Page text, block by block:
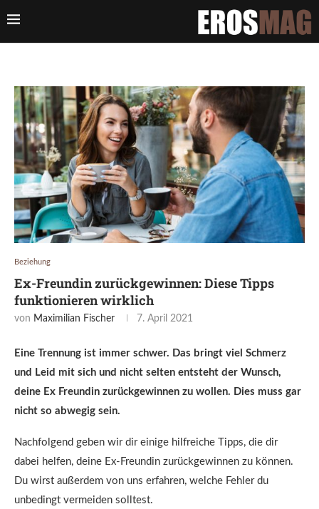
Beziehung
Ex-Freundin zurückgewinnen: Diese Tipps
funktionieren wirklich
von Maximilian Fischer 7. April 2021
Eine Trennung ist immer schwer. Das bringt viel Schmerz
und Leid mit sich und nicht selten entsteht der Wunsch,
deine Ex Freundin zurückgewinnen zu wollen. Dies muss gar
nicht so abwegig sein.
Nachfolgend geben wir dir einige hilfreiche Tipps, die dir
dabei helfen, deine Ex-Freundin zurückgewinnen zu können.
Du wirst außerdem von uns erfahren, welche Fehler du
unbedingt vermeiden solltest.